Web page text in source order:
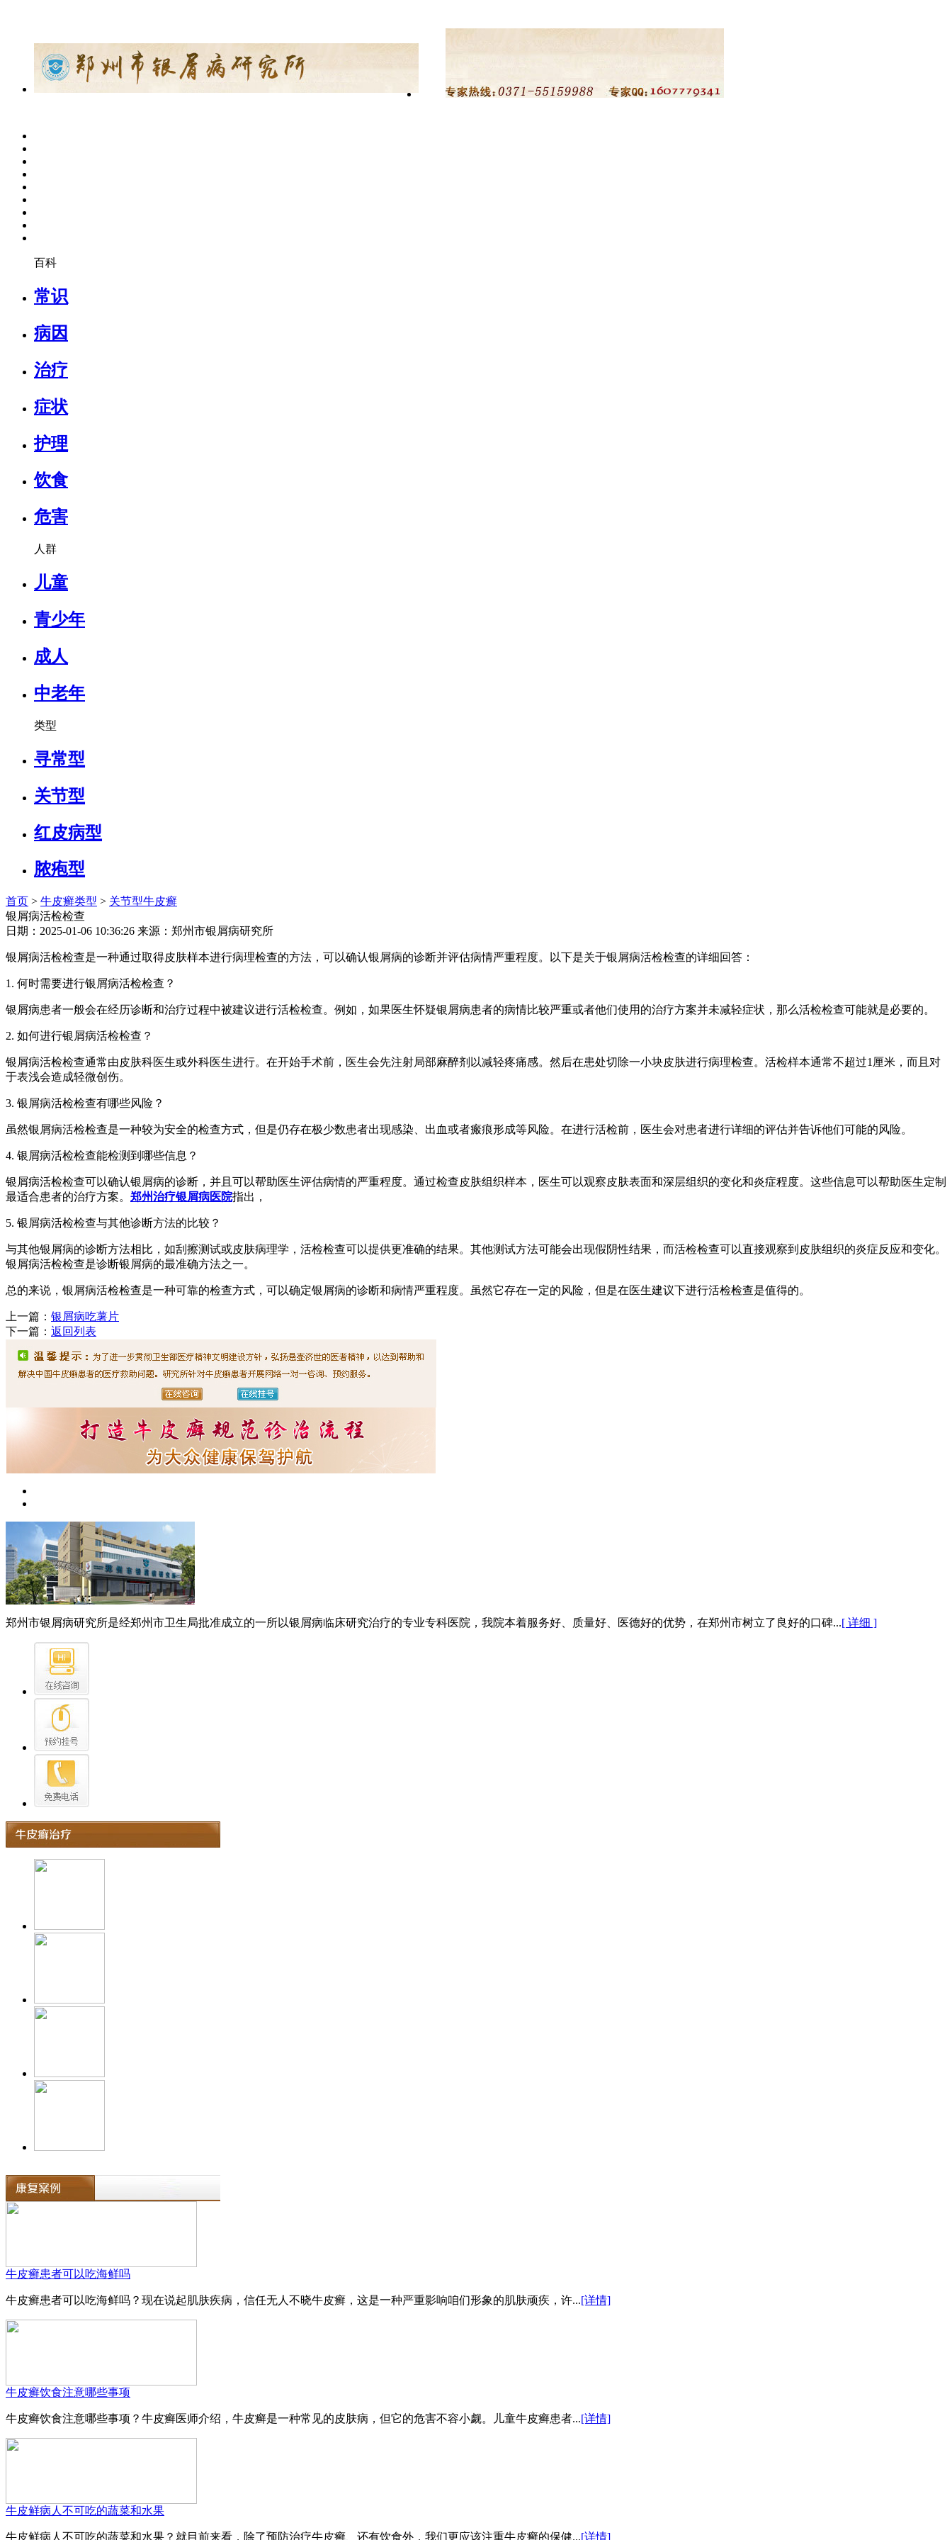
百科
常识
病因
治疗
症状
护理
饮食
危害
人群
儿童
青少年
成人
中老年
类型
寻常型
关节型
红皮病型
脓疱型
首页 > 牛皮癣类型 > 关节型牛皮癣
银屑病活检检查
日期：2025-01-06 10:36:26 来源：郑州市银屑病研究所
银屑病活检检查是一种通过取得皮肤样本进行病理检查的方法，可以确认银屑病的诊断并评估病情严重程度。以下是关于银屑病活检检查的详细回答：
1. 何时需要进行银屑病活检检查？
银屑病患者一般会在经历诊断和治疗过程中被建议进行活检检查。例如，如果医生怀疑银屑病患者的病情比较严重或者他们使用的治疗方案并未减轻症状，那么活检检查可能就是必要的。
2. 如何进行银屑病活检检查？
银屑病活检检查通常由皮肤科医生或外科医生进行。在开始手术前，医生会先注射局部麻醉剂以减轻疼痛感。然后在患处切除一小块皮肤进行病理检查。活检样本通常不超过1厘米，而且对
于表浅会造成轻微创伤。
3. 银屑病活检检查有哪些风险？
虽然银屑病活检检查是一种较为安全的检查方式，但是仍存在极少数患者出现感染、出血或者瘢痕形成等风险。在进行活检前，医生会对患者进行详细的评估并告诉他们可能的风险。
4. 银屑病活检检查能检测到哪些信息？
银屑病活检检查可以确认银屑病的诊断，并且可以帮助医生评估病情的严重程度。通过检查皮肤组织样本，医生可以观察皮肤表面和深层组织的变化和炎症程度。这些信息可以帮助医生定制
最适合患者的治疗方案。 郑州治疗银屑病医院指出，
5. 银屑病活检检查与其他诊断方法的比较？
与其他银屑病的诊断方法相比，如刮擦测试或皮肤病理学，活检检查可以提供更准确的结果。其他测试方法可能会出现假阴性结果，而活检检查可以直接观察到皮肤组织的炎症反应和变化。
银屑病活检检查是诊断银屑病的最准确方法之一。
总的来说，银屑病活检检查是一种可靠的检查方式，可以确定银屑病的诊断和病情严重程度。虽然它存在一定的风险，但是在医生建议下进行活检检查是值得的。
上一篇： 银屑病吃薯片
下一篇： 返回列表
郑州市银屑病研究所是经郑州市卫生局批准成立的一所以银屑病临床研究治疗的专业专科医院，我院本着服务好、质量好、医德好的优势，在郑州市树立了良好的口碑...[ 详细 ]
牛皮癣患者可以吃海鲜吗
牛皮癣患者可以吃海鲜吗？现在说起肌肤疾病，信任无人不晓牛皮癣，这是一种严重影响咱们形象的肌肤顽疾，许...[详情]
牛皮癣饮食注意哪些事项
牛皮癣饮食注意哪些事项？牛皮癣医师介绍，牛皮癣是一种常见的皮肤病，但它的危害不容小觑。儿童牛皮癣患者...[详情]
牛皮鲜病人不可吃的蔬菜和水果
牛皮鲜病人不可吃的蔬菜和水果？就目前来看，除了预防治疗牛皮癣、还有饮食外，我们更应该注重牛皮癣的保健...[详情]